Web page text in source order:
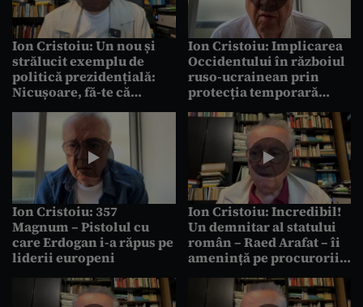
Ion Cristoiu: Un nou și
strălucit exemplu de
politică prezidențială:
Nicușoare, fă-te că
Ion Cristoiu: Implicarea
Occidentului în războiul
ruso-ucrainean prin
protecția temporară
milioane de refugiați
ucraineni
Ion Cristoiu: 357
Magnum – Pistolul cu
care Erdogan i-a răpus pe
liderii europeni
Ion Cristoiu: Incredibil!
Un demnitar al statului
român – Raed Arafat – îi
amenință pe procurorii
ceva ca un interlop!